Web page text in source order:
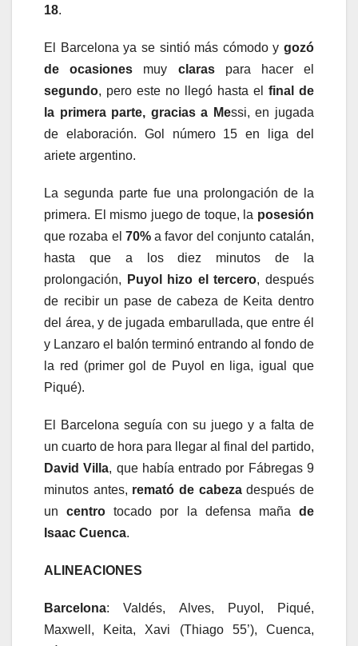
18.
El Barcelona ya se sintió más cómodo y gozó
de ocasiones muy claraspara hacer el
segundo, pero este no llegó hasta el final de
la primera parte, gracias a Messi, en jugada
de elaboración. Gol número 15 en liga del
ariete argentino.
La segunda parte fue una prolongación de la
primera. El mismo juego de toque, la posesión
que rozaba el 70%a favor del conjunto catalán,
hasta que a los diez minutos de la
prolongación,
Puyol hizo el tercero, después
de recibir un pase de cabeza de Keita dentro
del área, y de jugada embarullada, que entre él
y Lanzaro el balón terminó entrando al fondo de
la red (primer gol de Puyol en liga, igual que
Piqué).
El Barcelona seguía con su juego y a falta de
un cuarto de hora para llegar al final del partido,
David Villa, que había entrado por Fábregas 9
minutos antes, remató de cabezadespués de
uncentro tocado por la defensa mañade
Isaac Cuenca.
ALINEACIONES
Barcelona: Valdés, Alves, Puyol, Piqué,
Maxwell, Keita, Xavi (Thiago 55’), Cuenca,